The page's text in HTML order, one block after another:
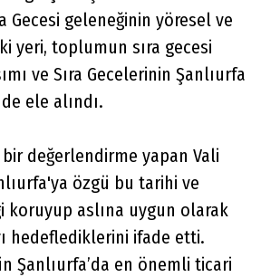
Gecesi geleneğinin yöresel ve
yeri, toplumun sıra gecesi
ve Sıra Gecelerinin Şanlıurfa
ele alındı.
değerlendirme yapan Vali
özgü bu tarihi ve
koruyup aslına uygun olarak
hedeflediklerini ifade etti.
Şanlıurfa’da en önemli ticari